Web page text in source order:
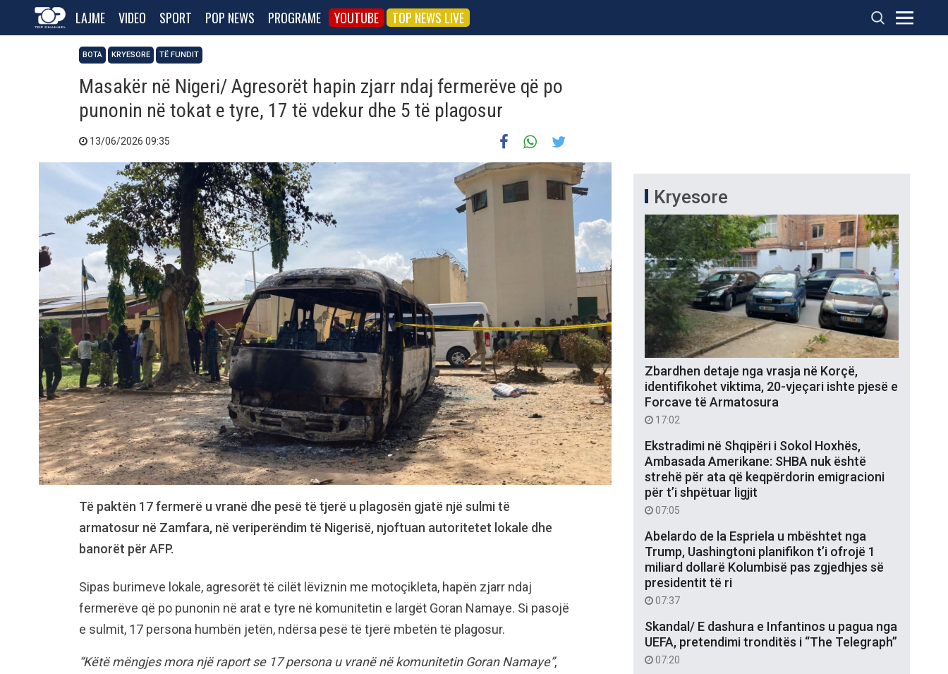
LAJME VIDEO SPORT POP NEWS PROGRAME YOUTUBE TOP NEWS LIVE
BOTA KRYESORE TË FUNDIT
Masakër në Nigeri/ Agresorët hapin zjarr ndaj fermerëve që po
punonin në tokat e tyre, 17 të vdekur dhe 5 të plagosur
13/06/2026 09:35
Të paktën 17 fermerë u vranë dhe pesë të tjerë u plagosën gjatë një sulmi të
armatosur në Zamfara, në veriperëndim të Nigerisë, njoftuan autoritetet lokale dhe
banorët për AFP.
Sipas burimeve lokale, agresorët të cilët lëviznin me motoçikleta, hapën zjarr ndaj
fermerëve që po punonin në arat e tyre në komunitetin e largët Goran Namaye. Si pasojë
e sulmit, 17 persona humbën jetën, ndërsa pesë të tjerë mbetën të plagosur.
“Këtë mëngjes mora një raport se 17 persona u vranë në komunitetin Goran Namaye”,
Kryesore
Zbardhen detaje nga vrasja në Korçë,
identifikohet viktima, 20-vjeçari ishte pjesë e
Forcave të Armatosura
17:02
Ekstradimi në Shqipëri i Sokol Hoxhës,
Ambasada Amerikane: SHBA nuk është
strehë për ata që keqpërdorin emigracioni
për t’i shpëtuar ligjit
07:05
Abelardo de la Espriela u mbështet nga
Trump, Uashingtoni planifikon t’i ofrojë 1
miliard dollarë Kolumbisë pas zgjedhjes së
presidentit të ri
07:37
Skandal/ E dashura e Infantinos u pagua nga
UEFA, pretendimi tronditës i “The Telegraph”
07:20